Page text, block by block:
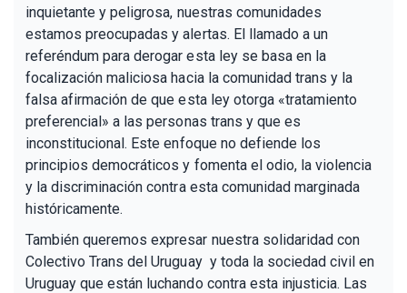
inquietante y peligrosa, nuestras comunidades
estamos preocupadas y alertas. El llamado a un
referéndum para derogar esta ley se basa en la
focalización maliciosa hacia la comunidad trans y la
falsa afirmación de que esta ley otorga «tratamiento
preferencial» a las personas trans y que es
inconstitucional. Este enfoque no defiende los
principios democráticos y fomenta el odio, la violencia
y la discriminación contra esta comunidad marginada
históricamente.
También queremos expresar nuestra solidaridad con
Colectivo Trans del Uruguay y toda la sociedad civil en
Uruguay que están luchando contra esta injusticia. Las